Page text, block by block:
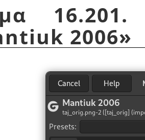
16.201.
2006»